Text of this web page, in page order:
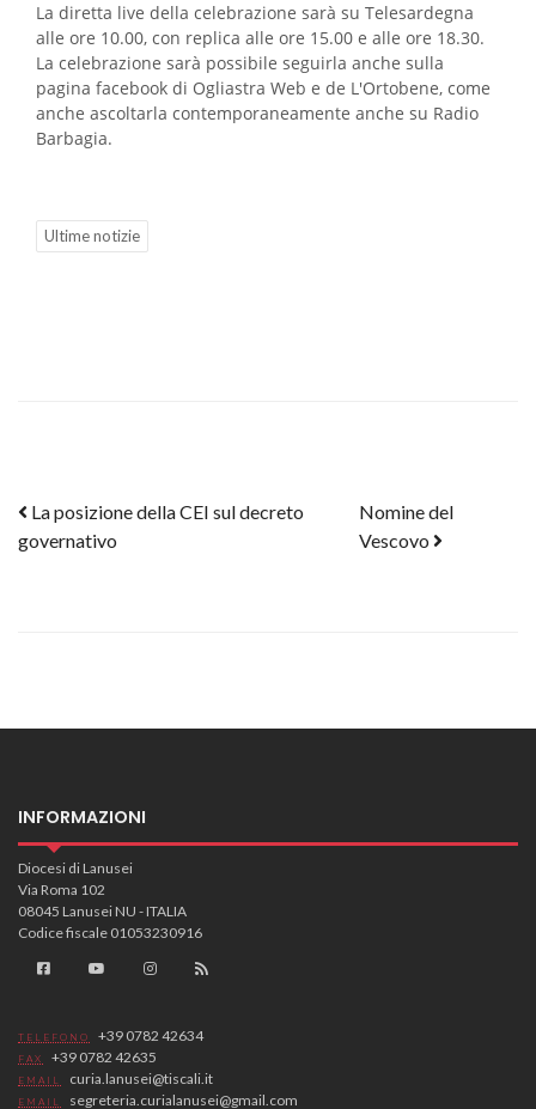
La diretta live della celebrazione sarà su Telesardegna
alle ore 10.00, con replica alle ore 15.00 e alle ore 18.30.
La celebrazione sarà possibile seguirla anche sulla
pagina facebook di Ogliastra Web e de L'Ortobene, come
anche ascoltarla contemporaneamente anche su Radio
Barbagia.
Ultime notizie
Post navigation
La posizione della CEI sul decreto
governativo
Nomine del
Vescovo
INFORMAZIONI
Diocesi di Lanusei
Via Roma 102
08045 Lanusei NU - ITALIA
Codice fiscale 01053230916
TELEFONO +39 0782 42634
FAX +39 0782 42635
EMAIL curia.lanusei@tiscali.it
EMAIL segreteria.curialanusei@gmail.com